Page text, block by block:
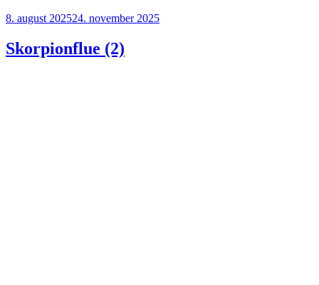
Udgivet
8. august 202524. november 2025
Skorpionflue (2)